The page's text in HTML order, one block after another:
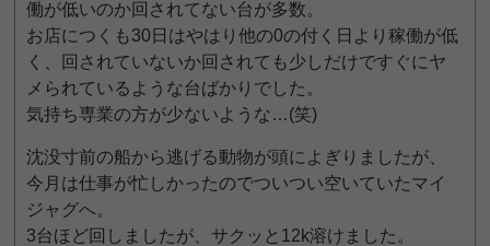
働が低いのか回されてない台が多数。
お店につくも30日はやはり他の0の付く日より稼働が低
く、回されていないか回されても少しだけですぐにヤ
メられているような台ばかりでした。
気持ち専業の方が少ないような…(笑)
沈没寸前の船から逃げる動物が頭によぎりましたが、
今月は仕事が忙しかったのでついつい空いていたマイ
ジャグへ。
3台ほど回しましたが、サクッと12k溶けました。